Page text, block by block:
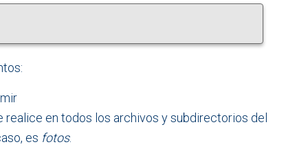
realice en todos los archivos y subdirectorios del
es fotos.